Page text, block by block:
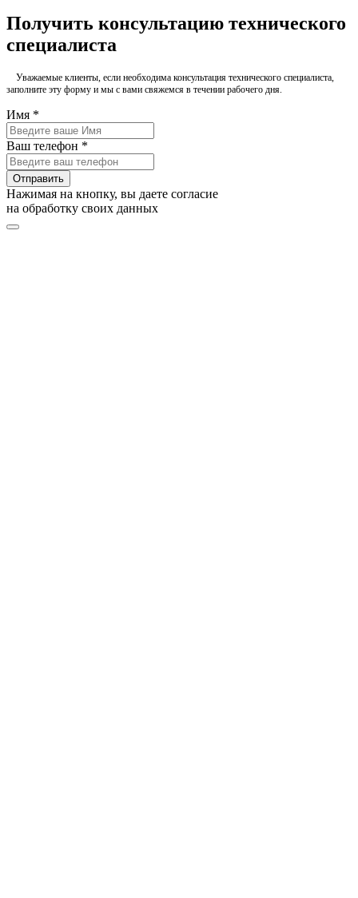
Получить консультацию технического
специалиста
Уважаемые клиенты, если необходима консультация технического специалиста,
заполните эту форму и мы с вами свяжемся в течении рабочего дня.
Имя *
Ваш телефон *
Отправить
Нажимая на кнопку, вы даете согласие
на обработку своих данных